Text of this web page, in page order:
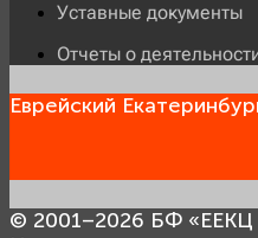
Уставные документы
Отчеты о
Еврейский
© 2001–2026 БФ